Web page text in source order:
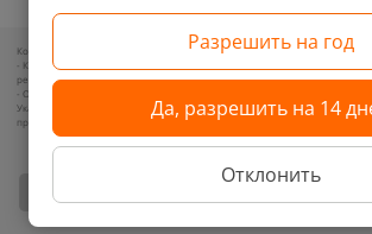
Контакты для обращений покупателей по вопросам нарушения их прав:
- Контакт уполномоченного лица и представителя местного
регистрации ООО «Новотрэнд»: +375292357070
- Отдел торговли и услуг администрации Советского района:
Указанные контакты предназначены для связи по вопросам обращения
прав, в соответствии с законодательством об обращениях граждан и
2014-2026 XISTORE®